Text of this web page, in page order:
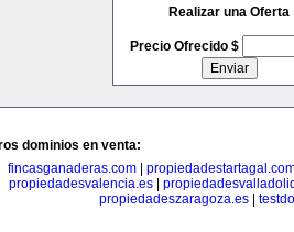
Realizar una Oferta
Precio Ofrecido $
dominios en venta:
fincasganaderas.com|
propiedadesvalencia.es|
propiedadeszaragoza.es|